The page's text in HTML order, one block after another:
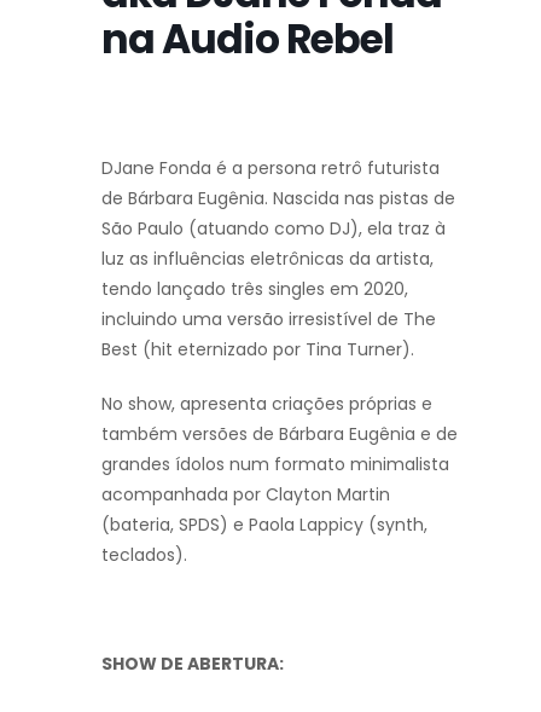
na Audio Rebel
DJane Fonda é a persona retrô futurista
de Bárbara Eugênia. Nascida nas pistas de
São Paulo (atuando como DJ), ela traz à
luz as influências eletrônicas da artista,
tendo lançado três singles em 2020,
incluindo uma versão irresistível de The
Best (hit eternizado por Tina Turner).
No show, apresenta criações próprias e
também versões de Bárbara Eugênia e de
grandes ídolos num formato minimalista
acompanhada por Clayton Martin
(bateria, SPDS) e Paola Lappicy (synth,
teclados).
SHOW DE ABERTURA: